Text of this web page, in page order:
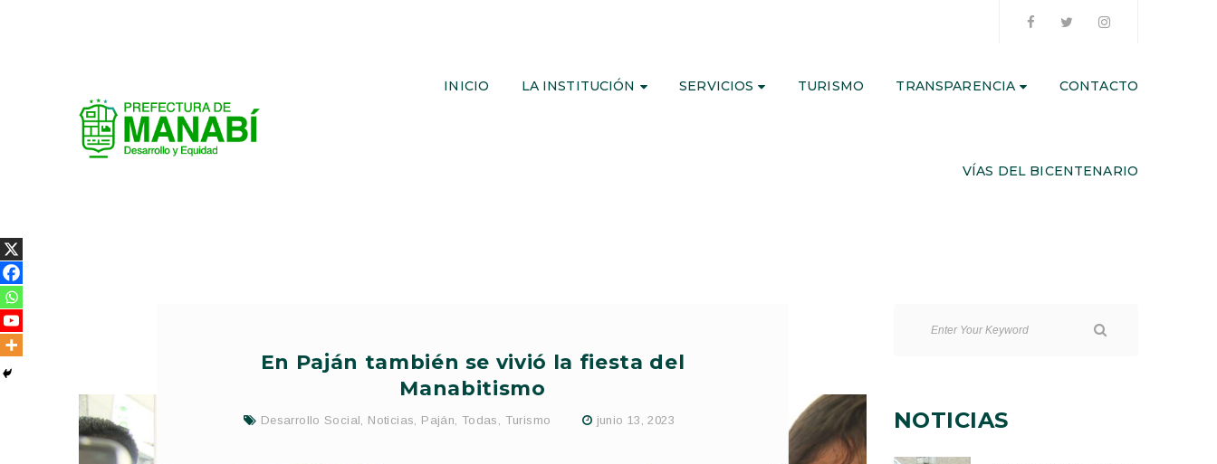
INICIO LA INSTITUCIÓN SERVICIOS TURISMO TRANSPARENCIA CONTACTO
VÍAS DEL BICENTENARIO
En Paján también se vivió la fiesta del
Manabitismo
Desarrollo Social, Noticias, Paján, Todas , Turismo junio 13, 2023 NOTICIAS